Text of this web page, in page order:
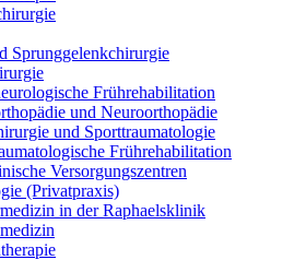
Sprunggelenkchirurgie
Frührehabilitation
und Neuroorthopädie
und Sporttraumatologie
Frührehabilitation
Versorgungszentren
(Privatpraxis)
in der Raphaelsklinik